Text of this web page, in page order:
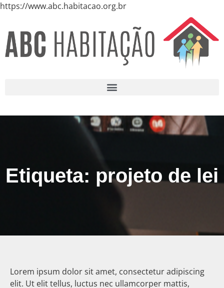
https://www.abc.habitacao.org.br
Etiqueta: projeto de lei
Lorem ipsum dolor sit amet, consectetur adipiscing
elit. Ut elit tellus, luctus nec ullamcorper mattis,